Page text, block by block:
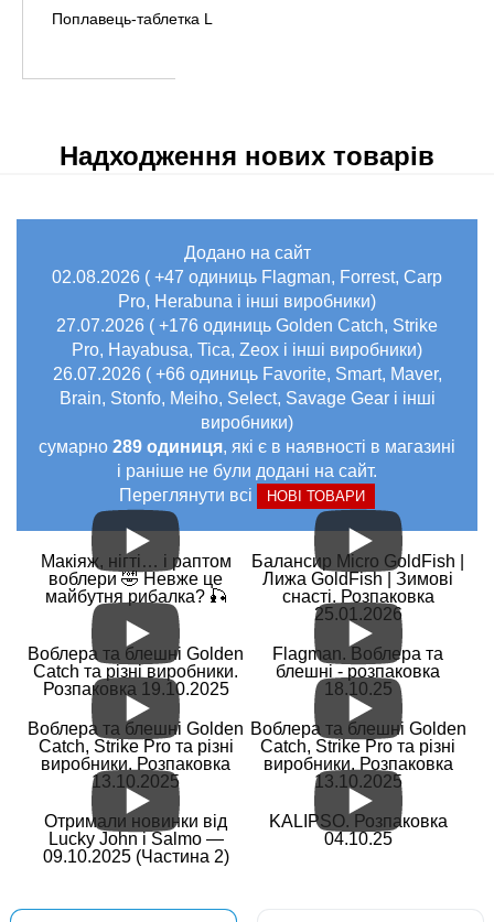
Поплавець-таблетка L
Надходження нових товарів
Додано на сайт
02.08.2026 ( +47 одиниць Flagman, Forrest, Carp
Pro, Herabuna і інші виробники)
27.07.2026 ( +176 одиниць Golden Catch, Strike
Pro, Hayabusa, Tica, Zeox і інші виробники)
26.07.2026 ( +66 одиниць Favorite, Smart, Maver,
Brain, Stonfo, Meiho, Select, Savage Gear і інші
виробники)
сумарно 289 одиниця, які є в наявності в магазині
і раніше не були додані на сайт.
Переглянути всі
НОВІ ТОВАРИ
Макіяж, нігті… і раптом
воблери 🤣 Невже це
майбутня рибалка? 🎣
Балансир Micro GoldFish |
Лижа GoldFish | Зимові
снасті. Розпаковка
25.01.2026
Воблера та блешні Golden
Catch та різні виробники.
Розпаковка 19.10.2025
Flagman. Воблера та
блешні - розпаковка
18.10.25
Воблера та блешні Golden
Catch, Strike Pro та різні
виробники. Розпаковка
13.10.2025
Воблера та блешні Golden
Catch, Strike Pro та різні
виробники. Розпаковка
13.10.2025
Отримали новинки від
Lucky John і Salmo —
09.10.2025 (Частина 2)
KALIPSO. Розпаковка
04.10.25